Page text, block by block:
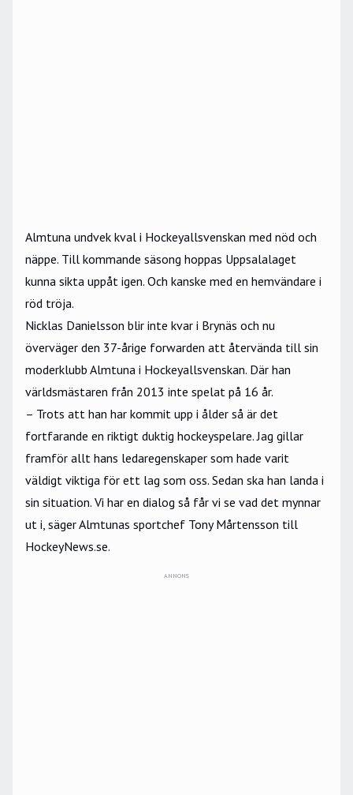
Almtuna undvek kval i Hockeyallsvenskan med nöd och
näppe. Till kommande säsong hoppas Uppsalalaget
kunna sikta uppåt igen. Och kanske med en hemvändare i
röd tröja.
Nicklas Danielsson blir inte kvar i Brynäs och nu
överväger den 37-årige forwarden att återvända till sin
moderklubb Almtuna i Hockeyallsvenskan. Där han
världsmästaren från 2013 inte spelat på 16 år.
– Trots att han har kommit upp i ålder så är det
fortfarande en riktigt duktig hockeyspelare. Jag gillar
framför allt hans ledaregenskaper som hade varit
väldigt viktiga för ett lag som oss. Sedan ska han landa i
sin situation. Vi har en dialog så får vi se vad det mynnar
ut i, säger Almtunas sportchef Tony Mårtensson till
HockeyNews.se.
ANNONS